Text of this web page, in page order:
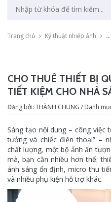
Trang chủ Kỹ thuật nhiếp ảnh
CHO THUÊ THIẾT BỊ
TIẾT KIỆM CHO NHÀ
Đăng bởi: THÀNH CHUNG / Danh
Sáng tạo nội dung – công việc
tưởng và chiếc điện thoại” –
chất lượng, một bộ ảnh ấn
mà, bạn cần nhiều hơn thế:
ánh sáng ổn định, micro thu
và nhiều phụ kiện hỗ trợ khác.